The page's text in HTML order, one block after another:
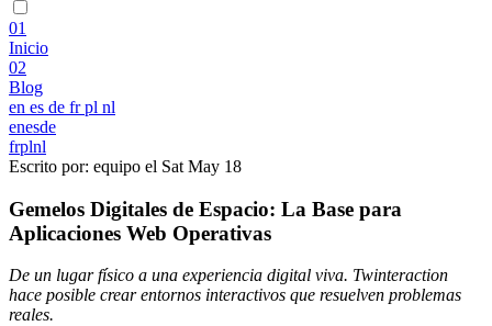
01
Inicio
02
Blog
en es de fr pl nl
enesde
frplnl
Escrito por: equipo el Sat May 18
Gemelos Digitales de Espacio: La Base para
Aplicaciones Web Operativas
De un lugar físico a una experiencia digital viva. Twinteraction
hace posible crear entornos interactivos que resuelven problemas
reales.